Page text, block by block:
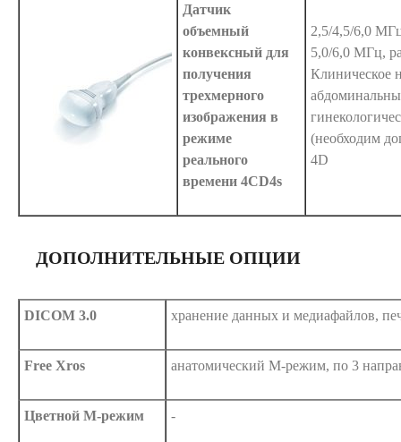
Датчик
объемный
конвексный для
получения
трехмерного
изображения в
режиме
реального
времени 4CD4s
2,5/4,5/6,0
5,0/6,0 МГц,
Клиническое
(необходим
4D
ДОПОЛНИТЕЛЬНЫЕ ОПЦИИ
DICOM 3.0 хранение данных и медиафайлов,
Free Xros анатомический М-режим, по 3
Цветной М-режим -